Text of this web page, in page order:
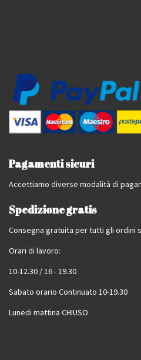
Pagamenti sicuri
Accettiamo diverse modalità di
Spedizione gratis
Consegna gratuita per tutti gli ordini
Orari di lavoro:
10-12.30 / 16 - 19.30
Sabato orario Continuato 10-19.30
Lunedi mattina CHIUSO